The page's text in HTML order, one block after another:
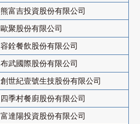
熊富吉投資股份有限公司
歐聚股份有限公司
容銓餐飲股份有限公司
布武國際股份有限公司
創世紀壹號生技股份有限公司
四季村餐廚股份有限公司
富達陽投資股份有限公司